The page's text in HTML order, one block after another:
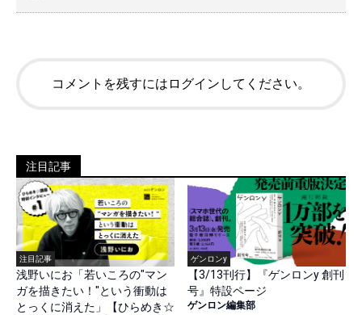
コメントを残すにはログインしてください。
注目記事
注目記事
浅野いにお「若いころの"マン
ガを描きたい！"という衝動は
とっくに消えた」【ひらめき☆
ゲンロンy
【3/13刊行】『ゲンロンy 創刊
号』特設ページ
ゲンロン編集部